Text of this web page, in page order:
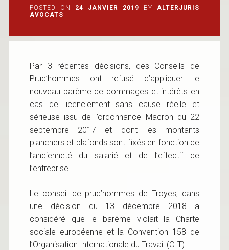
POSTED ON 24 JANVIER 2019 BY
ALTERJURIS
AVOCATS
Par 3 récentes décisions, des Conseils de
Prud’hommes ont refusé d’appliquer le
nouveau barème de dommages et intérêts en
cas de licenciement sans cause réelle et
sérieuse issu de l’ordonnance Macron du 22
septembre 2017 et dont les montants
planchers et plafonds sont fixés en fonction de
l’ancienneté du salarié et de l’effectif de
l’entreprise.
Le conseil de prud’hommes de Troyes, dans
une décision du 13 décembre 2018 a
considéré que le barème violait la Charte
sociale européenne et la Convention 158 de
l’Organisation Internationale du Travail (OIT).